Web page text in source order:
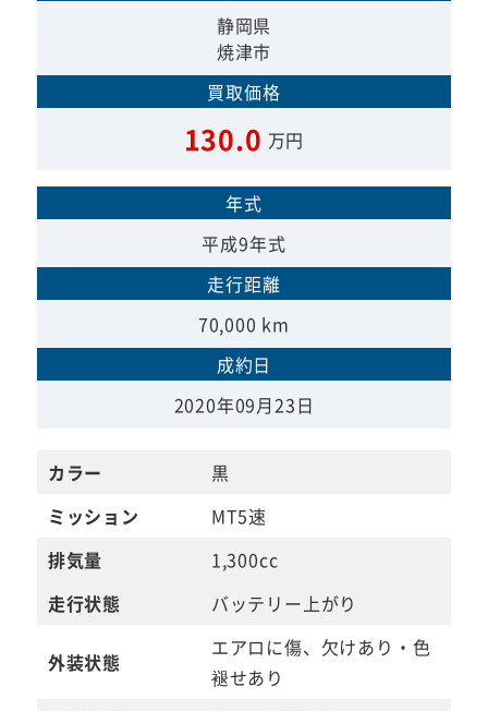
静岡県
焼津市
買取価格
130.0 万円
年式
平成9年式
走行距離
70,000 km
成約日
2020年09月23日
カラー
黒
ミッション
MT5速
排気量
1,300cc
走行状態
バッテリー上がり
外装状態
エアロに傷、欠けあり・色
褪せあり